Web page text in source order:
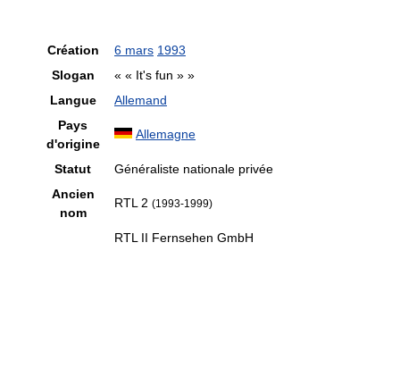
Création 6 mars 1993
Slogan
« « It's fun » »
Langue
Allemand
Pays
d'origine
Allemagne
Statut
Généraliste nationale privée
Ancien
nom
RTL 2 (1993-1999)
RTL II Fernsehen GmbH